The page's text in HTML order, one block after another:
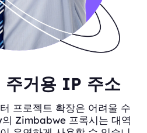
거용 IP 주소
프로젝트 확장은 어려울 수
Zimbabwe 프록시는 대역